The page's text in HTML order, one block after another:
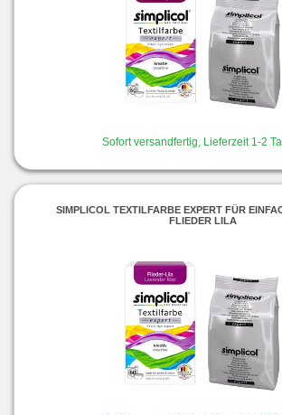
Sofort versandfertig, Lieferzeit 1-2
SIMPLICOL TEXTILFARBE EXPERT FÜR
FLIEDER LILA